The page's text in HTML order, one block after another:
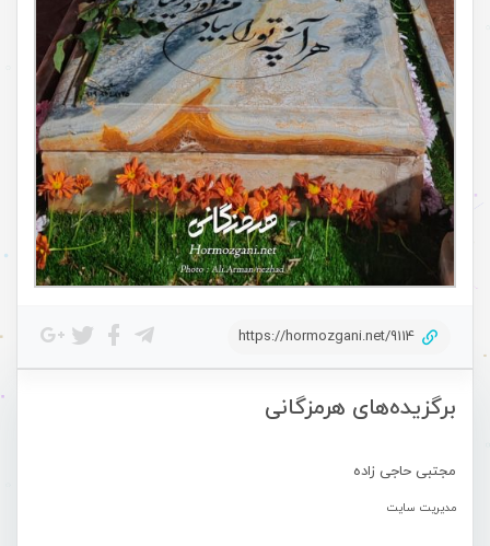
برگزیده‌های هرمزگانی
مجتبی حاجی زاده
مدیریت سایت
https://hormozgani.net/9114